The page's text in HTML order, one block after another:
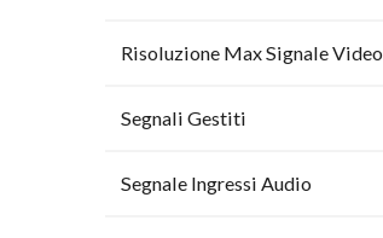
Risoluzione Max Signale Video
Segnali Gestiti
Segnale Ingressi Audio